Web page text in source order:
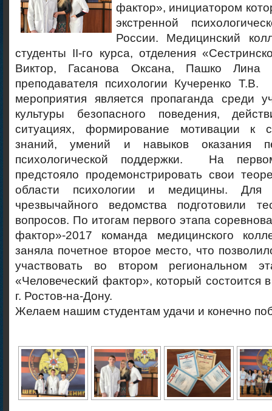
фактор», инициатором
экстренной
России. Медицинский
студенты II-го курса, отделения
Виктор, Гасанова Оксана, Пашко Лина
преподавателя психологии Кучеренко
мероприятия является пропаганда среди
культуры безопасного поведения,
ситуациях, формирование мотивации к
знаний, умений и навыков оказания
психологической поддержки. На
предстояло продемонстрировать свои
области психологии и медицины. Для
чрезвычайного ведомства подготовили
вопросов. По итогам первого этапа
фактор»-2017 команда медицинского
заняла почетное второе место, что
участвовать во втором региональном
«Человеческий фактор», который состоится
г. Ростов-на-Дону.
Желаем нашим студентам удачи и конечно